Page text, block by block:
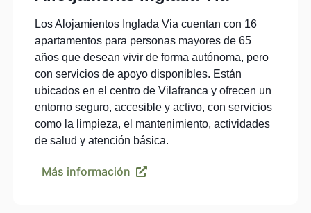
Los Alojamientos Inglada Via cuentan con 16
apartamentos para personas mayores de 65
años que desean vivir de forma autónoma, pero
con servicios de apoyo disponibles. Están
ubicados en el centro de Vilafranca y ofrecen un
entorno seguro, accesible y activo, con servicios
como la limpieza, el mantenimiento, actividades
de salud y atención básica.
Más información